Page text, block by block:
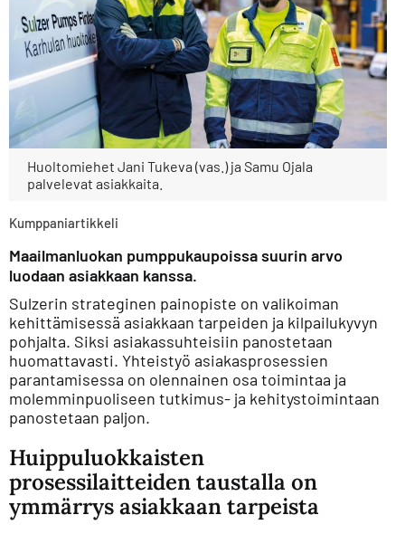
Huoltomiehet Jani Tukeva (vas.) ja Samu Ojala
palvelevat asiakkaita.
Kumppaniartikkeli
Maailmanluokan pumppukaupoissa suurin arvo
luodaan asiakkaan kanssa.
Sulzerin strateginen painopiste on valikoiman
kehittämisessä asiakkaan tarpeiden ja kilpailukyvyn
pohjalta. Siksi asiakassuhteisiin panostetaan
huomattavasti. Yhteistyö asiakasprosessien
parantamisessa on olennainen osa toimintaa ja
molemminpuoliseen tutkimus- ja kehitystoimintaan
panostetaan paljon.
Huippuluokkaisten
prosessilaitteiden taustalla on
ymmärrys asiakkaan tarpeista